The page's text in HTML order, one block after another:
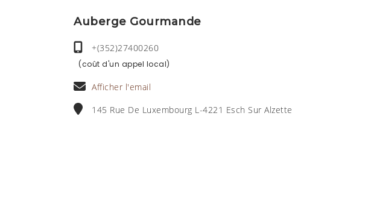
Auberge Gourmande
+(352)27400260
(coût d'un appel local)
Afficher l'email
145 Rue De Luxembourg L-4221 Esch Sur Alzette